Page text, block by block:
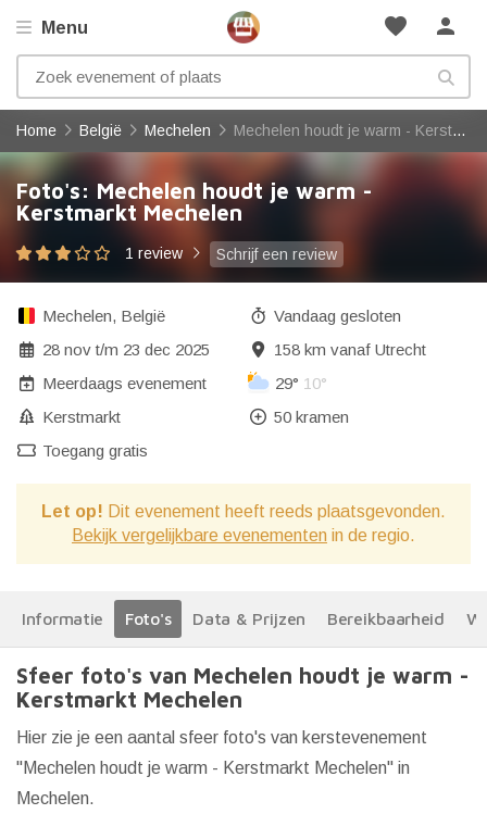
favorite person
Menu
Home België Mechelen Mechelen houdt je warm - Kerstmarkt Mechelen
Foto's: Mechelen houdt je warm -
Kerstmarkt Mechelen
1 review Schrijf een review
Mechelen, België
28 novt/m 23 dec 2025
Meerdaags evenement
Kerstmarkt
Toegang gratis
Vandaag gesloten
158 km vanaf Utrecht
29° 10°
50 kramen
Let op! Dit evenement heeft reeds plaatsgevonden.
Bekijk vergelijkbare evenementen in de regio.
Informatie Foto's Data & Prijzen Bereikbaarheid
Sfeer foto's van Mechelen houdt je warm -
Kerstmarkt Mechelen
Hier zie je een aantal sfeer foto's van kerstevenement
"Mechelen houdt je warm - Kerstmarkt Mechelen" in
Mechelen.